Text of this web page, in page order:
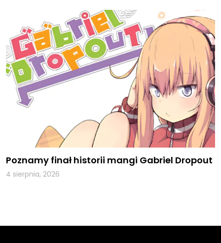
Poznamy finał historii mangi Gabriel Dropout
4 sierpnia, 2026